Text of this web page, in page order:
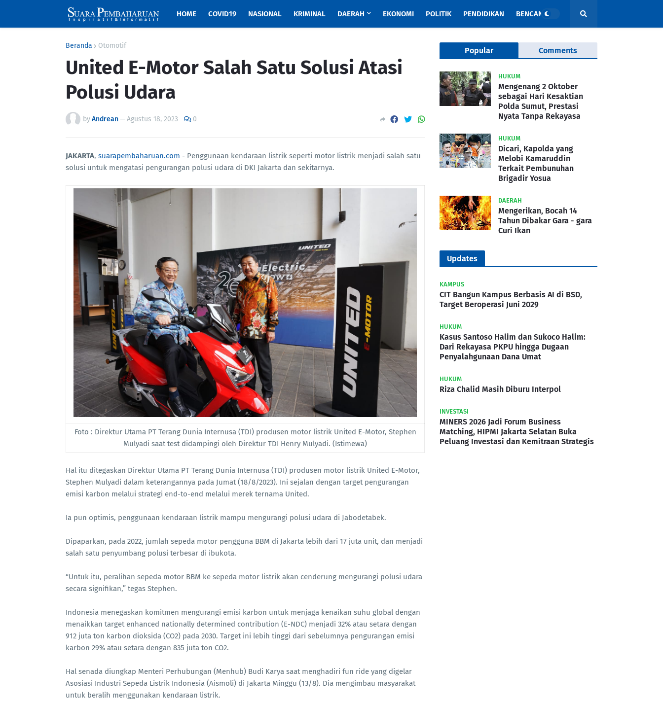
HOME COVID19 NASIONAL KRIMINAL DAERAH EKONOMI POLITIK PENDIDIKAN BENCANA
Beranda Otomotif
United E-Motor Salah Satu Solusi Atasi
Polusi Udara
byAndrean—Agustus 18, 2023 0
JAKARTA, suarapembaharuan.com - Penggunaan kendaraan listrik seperti motor listrik menjadi salah satu
solusi untuk mengatasi pengurangan polusi udara di DKI Jakarta dan sekitarnya.
Foto : Direktur Utama PT Terang Dunia Internusa (TDI) produsen motor listrik United E-Motor, Stephen
Mulyadi saat test didampingi oleh Direktur TDI Henry Mulyadi. (Istimewa)
Hal itu ditegaskan Direktur Utama PT Terang Dunia Internusa (TDI) produsen motor listrik United E-Motor,
Stephen Mulyadi dalam keterangannya pada Jumat (18/8/2023). Ini sejalan dengan target pengurangan
emisi karbon melalui strategi end-to-end melalui merek ternama United.
Ia pun optimis, penggunaan kendaraan listrik mampu mengurangi polusi udara di Jabodetabek.
Dipaparkan, pada 2022, jumlah sepeda motor pengguna BBM di Jakarta lebih dari 17 juta unit, dan menjadi
salah satu penyumbang polusi terbesar di ibukota.
“Untuk itu, peralihan sepeda motor BBM ke sepeda motor listrik akan cenderung mengurangi polusi udara
secara signifikan,” tegas Stephen.
Indonesia menegaskan komitmen mengurangi emisi karbon untuk menjaga kenaikan suhu global dengan
menaikkan target enhanced nationally determined contribution (E-NDC) menjadi 32% atau setara dengan
912 juta ton karbon dioksida (CO2) pada 2030. Target ini lebih tinggi dari sebelumnya pengurangan emisi
karbon 29% atau setara dengan 835 juta ton CO2.
Hal senada diungkap Menteri Perhubungan (Menhub) Budi Karya saat menghadiri fun ride yang digelar
Asosiasi Industri Sepeda Listrik Indonesia (Aismoli) di Jakarta Minggu (13/8). Dia mengimbau masyarakat
untuk beralih menggunakan kendaraan listrik.
Popular Comments
HUKUM
Mengenang 2 Oktober
sebagai Hari Kesaktian
Polda Sumut, Prestasi
Nyata Tanpa Rekayasa
HUKUM
Dicari, Kapolda yang
Melobi Kamaruddin
Terkait Pembunuhan
Brigadir Yosua
DAERAH
Mengerikan, Bocah 14
Tahun Dibakar Gara - gara
Curi Ikan
Updates
KAMPUS
CIT Bangun Kampus Berbasis AI di BSD,
Target Beroperasi Juni 2029
HUKUM
Kasus Santoso Halim dan Sukoco Halim:
Dari Rekayasa PKPU hingga Dugaan
Penyalahgunaan Dana Umat
HUKUM
Riza Chalid Masih Diburu Interpol
INVESTASI
MINERS 2026 Jadi Forum Business
Matching, HIPMI Jakarta Selatan Buka
Peluang Investasi dan Kemitraan Strategis